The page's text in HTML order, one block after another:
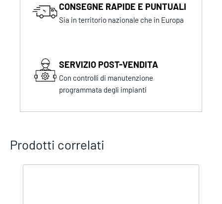
CONSEGNE RAPIDE E PUNTUALI
Sia in territorio nazionale che in Europa
SERVIZIO POST-VENDITA
Con controlli di manutenzione
programmata degli impianti
Prodotti correlati